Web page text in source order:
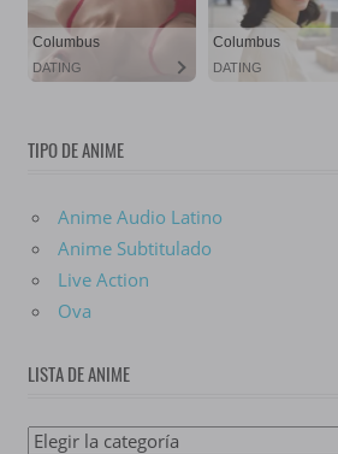
TIPO DE ANIME
Anime Audio Latino
Anime Subtitulado
Live Action
Ova
LISTA DE ANIME
Lista